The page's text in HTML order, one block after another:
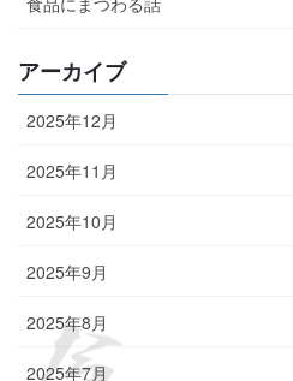
アーカイブ
2025年12月
2025年11月
2025年10月
2025年9月
2025年8月
2025年7月